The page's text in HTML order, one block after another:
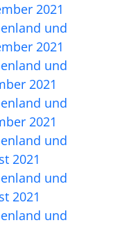
2021
und
2021
und
2021
und
2021
und
2021
und
2021
und